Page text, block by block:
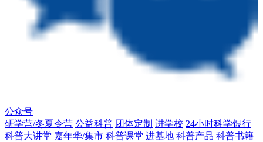
公众号
研学营/冬夏令营 公益科普 团体定制 进学校 24小时科学银行
科普大讲堂 嘉年华/集市 科普课堂 进基地 科普产品 科普书籍